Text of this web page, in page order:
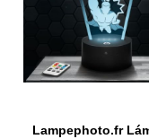
Lampephoto.fr